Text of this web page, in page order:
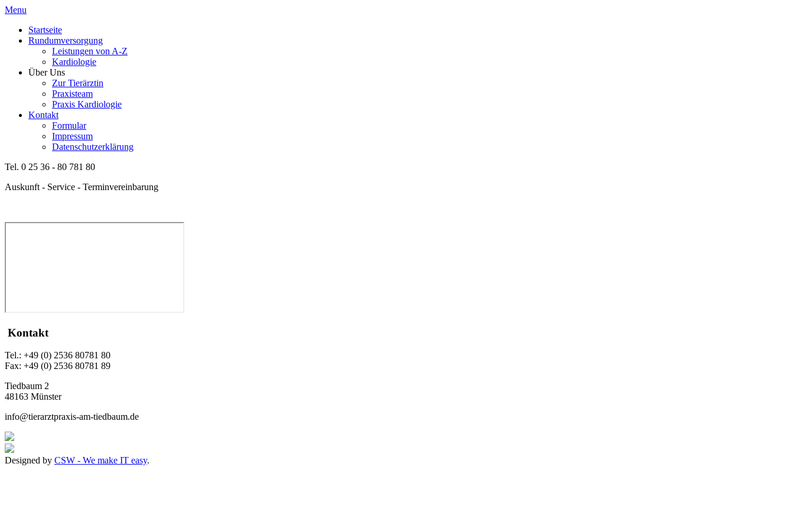
Menu
Startseite
Rundumversorgung
Leistungen von A-Z
Kardiologie
Über Uns
Zur Tierärztin
Praxisteam
Praxis Kardiologie
Kontakt
Formular
Impressum
Datenschutzerklärung
Tel. 0 25 36 - 80 781 80
Auskunft - Service - Terminvereinbarung
Kontakt
Tel.: +49 (0) 2536 80781 80
Fax: +49 (0) 2536 80781 89
Tiedbaum 2
48163 Münster
info@tierarztpraxis-am-tiedbaum.de
Designed by CSW - We make IT easy.